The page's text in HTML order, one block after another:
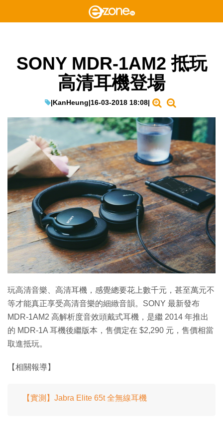
SONY MDR-1AM2 抵玩
高清耳機登場
|KanHeung|16-03-2018 18:08|
玩高清音樂、高清耳機，感覺總要花上數千元，甚至萬元不
等才能真正享受高清音樂的細緻音韻。SONY 最新發布
MDR-1AM2 高解析度音效頭戴式耳機，是繼 2014 年推出
的 MDR-1A 耳機後繼版本，售價定在 $2,290 元，售價相當
取進抵玩。
【相關報導】
【實測】Jabra Elite 65t 全無線耳機